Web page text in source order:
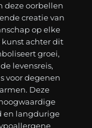
deze oorbellen
creatie van
op elke
achter dit
groei,
levensreis,
voor degenen
Deze
en langdurige